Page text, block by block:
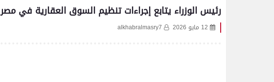
رئيس الوزراء يتابع إجراءات تنظيم السوق العقارية في مصر
12 مايو 2026 alkhabralmasry7